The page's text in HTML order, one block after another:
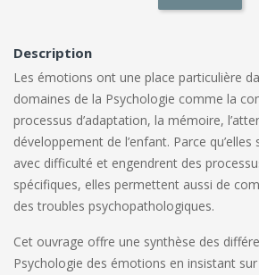
Description
Les émotions ont une place particulière
domaines de la Psychologie comme la
processus d’adaptation, la mémoire,
développement de l’enfant. Parce
avec difficulté et engendrent des
spécifiques, elles permettent aussi de
des troubles psychopathologiques.
Cet ouvrage offre une synthèse des
Psychologie des émotions en insistant